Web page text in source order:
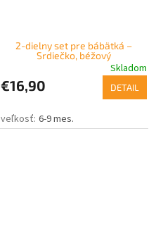
2-dielny set pre bábätká –
Srdiečko, béžový
Skladom
€16,90 DETAIL
6-9 mes.